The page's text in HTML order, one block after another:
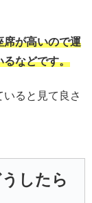
席が高いので運
るなどです。
いると見て良さ
したら